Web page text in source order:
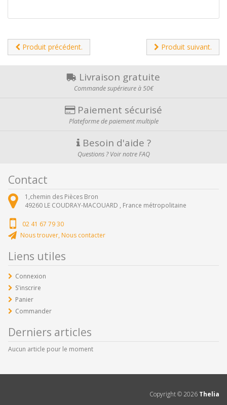
Produit précédent. Produit suivant.
Livraison gratuite
Commande supérieure à 50€
Paiement sécurisé
Plateforme de paiement multiple
Besoin d'aide ?
Questions ? Voir notre FAQ
Contact
1,chemin des Pièces Bron
49260 LE COUDRAY-MACOUARD , France métropolitaine
02 41 67 79 30
Nous trouver, Nous contacter
Liens utiles
Connexion
S'inscrire
Panier
Commander
Derniers articles
Aucun article pour le moment
Copyright ©2026 Thelia